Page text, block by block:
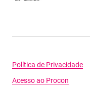
Política de Privacidade
Acesso ao Procon